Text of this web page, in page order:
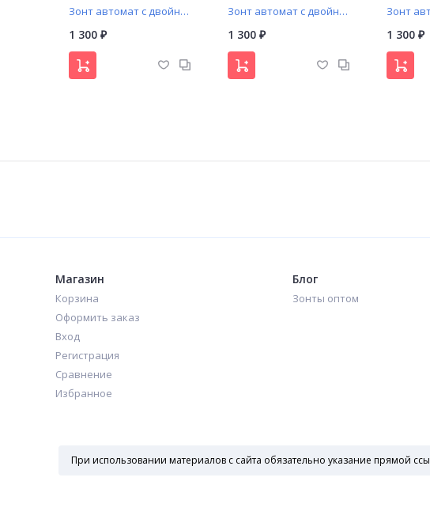
Зонт автомат с двойными спицами арт. 2080-9
1 300 ₽
Зонт автомат с двойными спицами арт. 2080-1
1 300 ₽ 1 300 ₽
Магазин
Корзина
Оформить заказ
Вход
Регистрация
Сравнение
Избранное
Блог
Зонты оптом
При использовании материалов с сайта обязательно указание прямой